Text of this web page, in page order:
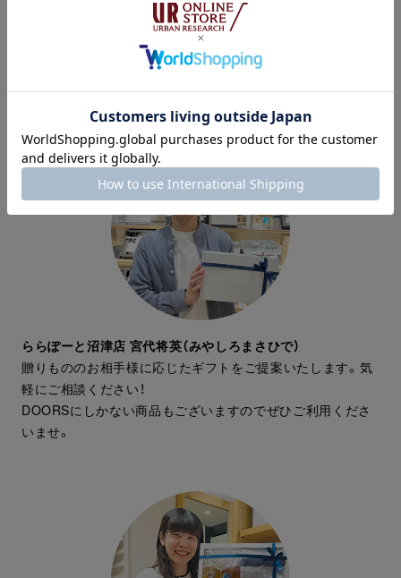
丸亀町グリーン高松店 神山愛子（かみやまあいこ）
大切な方へのギフトを選ぶお手伝いをさせていただきます。
オススメギフトもございますのでぜひお気軽にお声掛けくだ
ららぽーと沼津店 宮代将英（みやしろまさひで）
贈りもののお相手様に応じたギフトをご提案いたします。気
軽にご相談ください！
DOORSにしかない商品もございますのでぜひご利用くださ
いませ。